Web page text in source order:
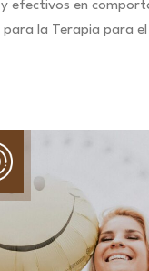
efectivos en
la Terapia para el